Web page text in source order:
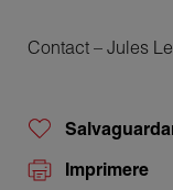
Contact – Jules
Imprimere